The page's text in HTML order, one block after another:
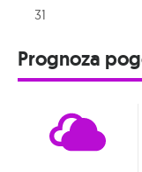
31
Prognoza